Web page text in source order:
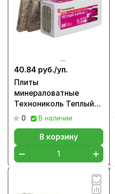
40.84 руб./уп.
Плиты
минераловатные
Технониколь Теплый
каркас 1200x610x50
(0,366м3)
0 В наличии
В корзину